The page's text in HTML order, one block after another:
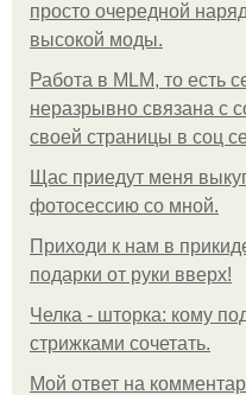
просто очередной
высокой моды.
Работа в MLM, то есть
неразрывно связана с
своей страницы в соц
Щас приедут меня
фотосессию со мной.
Приходи к нам в
подарки от руки вверх!
Челка - шторка: кому
стрижками сочетать.
Мой ответ на